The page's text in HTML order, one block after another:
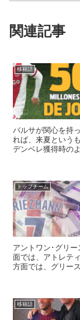
関連記事
移籍話
バルサが関心を持
れば、来夏という
デンベレ獲得時の
トップチーム
アントワン･グリ
面では、アトレテ
方面では、グリー
と伝え。バルサが
移籍話